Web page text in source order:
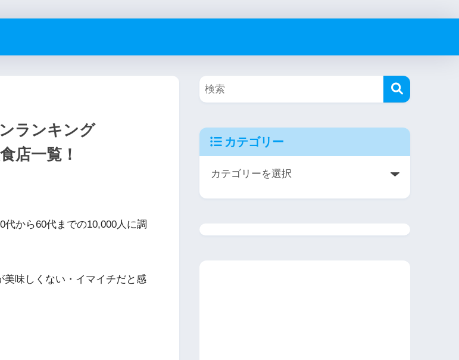
ランキング
店一覧！
から60代までの10,000人に調
味しくない・イマイチだと感
カテゴリー